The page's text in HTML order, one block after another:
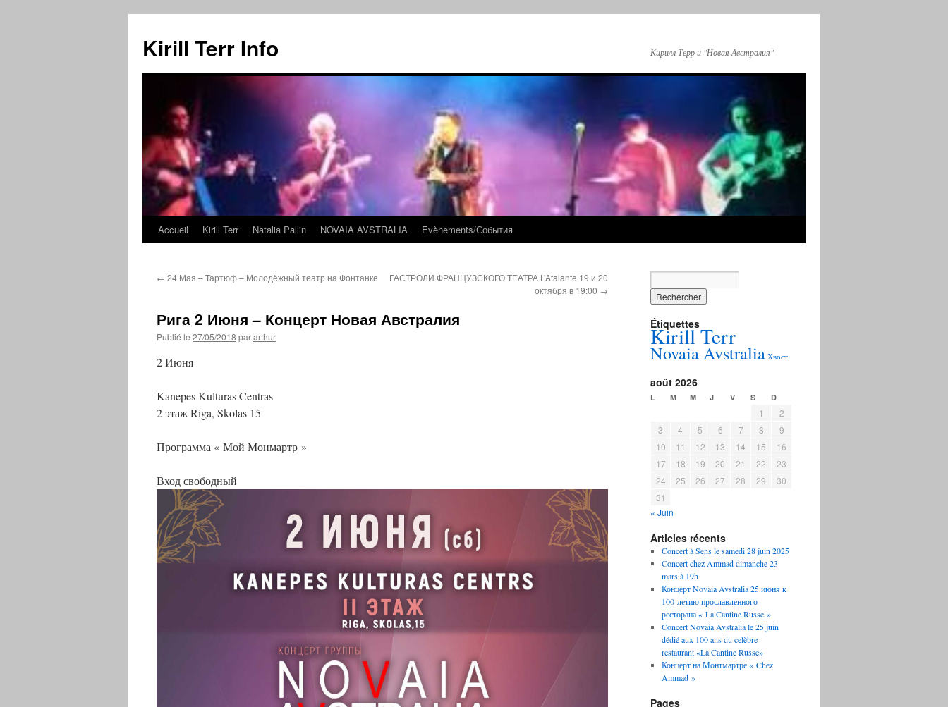
Kirill Terr Info Кирилл Терр и "Новая Австралия"
Aller
contenu
Accueil Kirill Terr Natalia Pallin NOVAIA AVSTRALIA Evènements/События
← 24 Мая – Тартюф – Молодёжный театр на Фонтанке
ГАСТРОЛИ ФРАНЦУЗСКОГО ТЕАТРА L’Atalante 19 и 20
октября в 19:00 →
Рига 2 Июня – Концерт Новая Австралия
Publié le 27/05/2018 pararthur
2 Июня
Kanepes Kulturas Centras
2 этаж Riga, Skolas 15
Программа « Мой Монмартр »
Вход свободный
Étiquettes
Kirill Terr
Novaia Avstralia Хвост
août 2026
L M M J V S D
1
2
3
4 5 6 7 8
9
10
11 12 13 14 15
16
17
18 19 20 21 22
23
24
25 26 27 28 29
30
31
« Juin
Articles récents
Concert à Sens le samedi 28 juin 2025
Concert chez Ammad dimanche 23
mars à 19h
Концерт Novaia Avstralia 25 июня к
100-летию прославленного
ресторана « La Cantine Russe »
Concert Novaia Avstralia le 25 juin
dédié aux 100 ans du celèbre
restaurant «La Cantine Russe»
Концерт на Монтмартре « Chez
Ammad »
Pages